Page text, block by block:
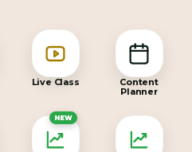
Live Class
Content
Planner
NEW